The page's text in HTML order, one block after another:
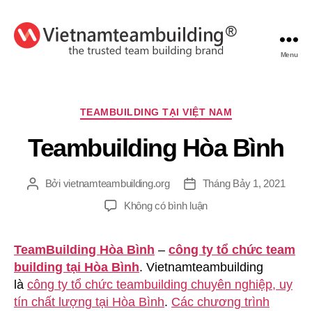
Menu
Chuyên
TEAMBUILDING TẠI VIỆT NAM
Teambuilding Hòa Bình
TácBởi vietnamteambuilding.org
Ngày
đăng
Tháng Bảy 1, 2021
Không có bình luậnở
Bình
TeamBuilding Hòa Bình – công ty tổ chức team
building tại Hòa Bình. Vietnamteambuilding
là công ty tổ chức teambuilding chuyên nghiệp, uy
tín chất lượng tại Hòa Bình. Các chương trình